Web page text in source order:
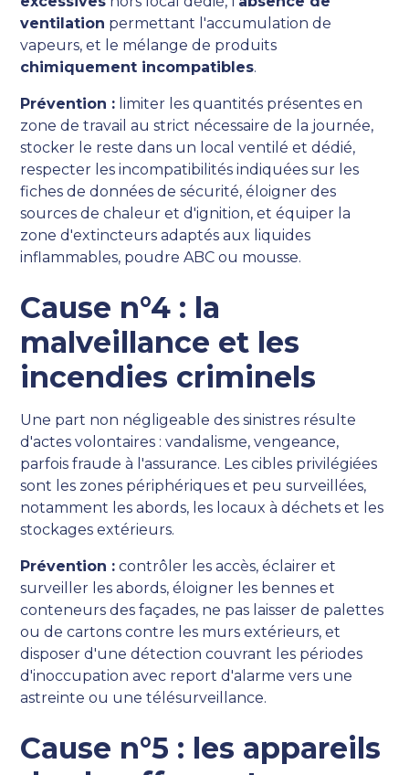
ventilation permettant l'accumulation de
vapeurs, et le mélange de produits
chimiquement incompatibles.
Prévention : limiter les quantités présentes en
zone de travail au strict nécessaire de la journée,
stocker le reste dans un local ventilé et dédié,
respecter les incompatibilités indiquées sur les
fiches de données de sécurité, éloigner des
sources de chaleur et d'ignition, et équiper la
zone d'extincteurs adaptés aux liquides
inflammables, poudre ABC ou mousse.
Cause n°4 : la
malveillance et les
incendies criminels
Une part non négligeable des sinistres résulte
d'actes volontaires : vandalisme, vengeance,
parfois fraude à l'assurance. Les cibles privilégiées
sont les zones périphériques et peu surveillées,
notamment les abords, les locaux à déchets et les
stockages extérieurs.
Prévention : contrôler les accès, éclairer et
surveiller les abords, éloigner les bennes et
conteneurs des façades, ne pas laisser de palettes
ou de cartons contre les murs extérieurs, et
disposer d'une détection couvrant les périodes
d'inoccupation avec report d'alarme vers une
astreinte ou une télésurveillance.
Cause n°5 : les appareils